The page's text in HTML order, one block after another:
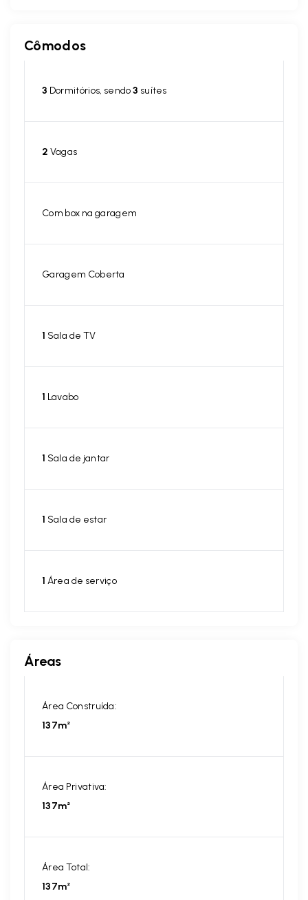
Cômodos
3 Dormitórios, sendo3 suítes
2 Vagas
Com box na garagem
Garagem Coberta
1 Sala de TV
1 Lavabo
1 Sala de jantar
1 Sala de estar
1 Área de serviço
Áreas
Área Construída:
137m²
Área Privativa:
137m²
Área Total:
137m²